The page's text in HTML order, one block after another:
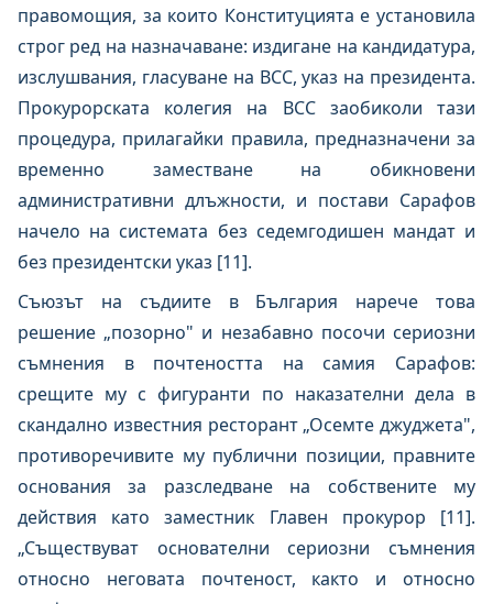
правомощия, за които Конституцията е установила
строг ред на назначаване: издигане на кандидатура,
изслушвания, гласуване на ВСС, указ на президента.
Прокурорската колегия на ВСС заобиколи тази
процедура, прилагайки правила, предназначени за
временно заместване на обикновени
административни длъжности, и постави Сарафов
начело на системата без седемгодишен мандат и
без президентски указ [11].
Съюзът на съдиите в България нарече това
решение „позорно" и незабавно посочи сериозни
съмнения в почтеността на самия Сарафов:
срещите му с фигуранти по наказателни дела в
скандално известния ресторант „Осемте джуджета",
противоречивите му публични позиции, правните
основания за разследване на собствените му
действия като заместник Главен прокурор [11].
„Съществуват основателни сериозни съмнения
относно неговата почтеност, както и относно